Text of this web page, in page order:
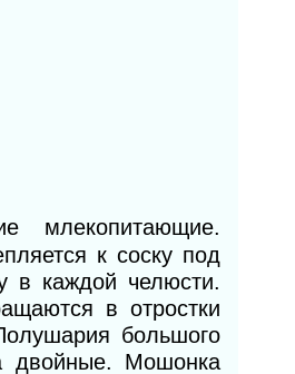
млекопитающие.
к соску под
в каждой челюсти.
в отростки
большого
двойные. Мошонка